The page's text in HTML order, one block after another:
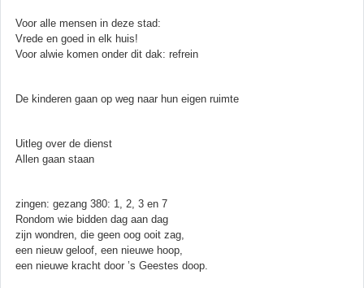
Voor alle mensen in deze stad:
Vrede en goed in elk huis!
Voor alwie komen onder dit dak: refrein
De kinderen gaan op weg naar hun eigen ruimte
Uitleg over de dienst
Allen gaan staan
zingen: gezang 380: 1, 2, 3 en 7
Rondom wie bidden dag aan dag
zijn wondren, die geen oog ooit zag,
een nieuw geloof, een nieuwe hoop,
een nieuwe kracht door ’s Geestes doop.